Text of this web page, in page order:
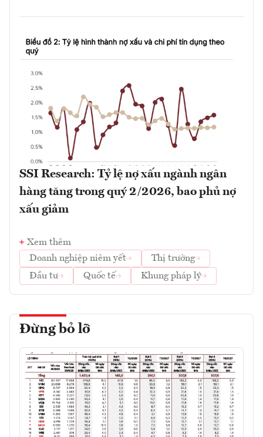
SSI Research: Tỷ lệ nợ xấu ngành ngân
hàng tăng trong quý 2/2026, bao phủ nợ
xấu giảm
Xem thêm
Doanh nghiệp niêm yết
Thị trường
Đầu tư
Quốc tế Khung pháp lý
Đừng bỏ lỡ